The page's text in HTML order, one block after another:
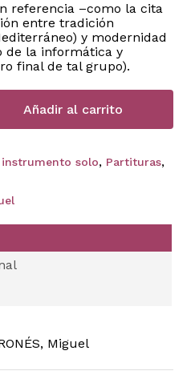
referencia –como la cita
entre tradición
y modernidad
de la informática y
final de tal grupo).
Añadir al carrito
instrumento solo, Partituras,
Miguel